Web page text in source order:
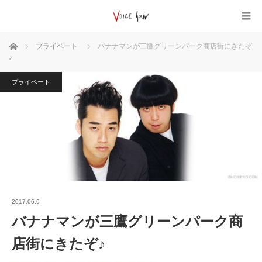
ホーム プライベート
バナナマンが三鷹グリーンパーク商店街にきたぞ
♪
プライベート
2017.06.6
バナナマンが三鷹グリーンパーク商
店街にきたぞ♪